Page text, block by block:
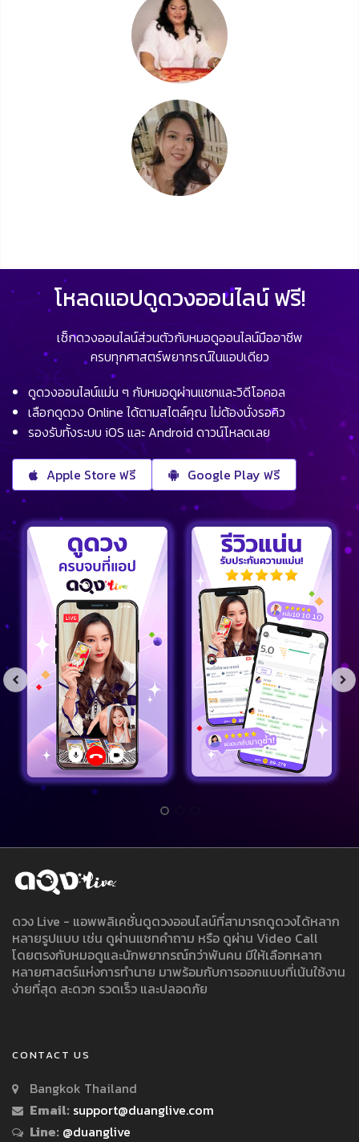
โหลดแอปดูดวงออนไลน์ ฟรี!
เช็กดวงออนไลน์ส่วนตัวกับหมอดูออนไลน์มืออาชีพ
ครบทุกศาสตร์พยากรณ์ในแอปเดียว
ดูดวงออนไลน์แม่น ๆ กับหมอดูผ่านแชทและวิดีโอคอล
เลือกดูดวง Online ได้ตามสไตล์คุณ ไม่ต้องนั่งรอคิว
รองรับทั้งระบบ iOS และ Android ดาวน์โหลดเลย
Apple Store ฟรี Google Play ฟรี
ดวง Live - แอพพลิเคชั่นดูดวงออนไลน์ที่สามารถดูดวงได้หลาก
หลายรูปแบบ เช่น ดูผ่านแชทคำถาม หรือ ดูผ่าน Video Call
โดยตรงกับหมอดูและนักพยากรณ์กว่าพันคน มีให้เลือกหลาก
หลายศาสตร์แห่งการทำนาย มาพร้อมกับการออกแบบที่เน้นใช้งาน
ง่ายที่สุด สะดวก รวดเร็ว และปลอดภัย
CONTACT US
Bangkok Thailand
Email: support@duanglive.com
Line: @duanglive